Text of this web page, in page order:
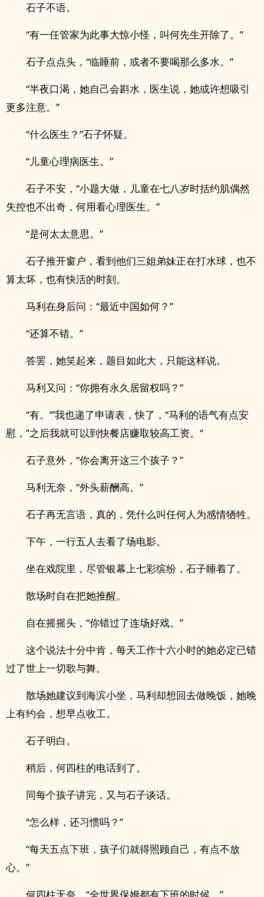
石子不语。
“有一任管家为此事大惊小怪，叫何先生开除了。”
石子点点头，“临睡前，或者不要喝那么多水。”
“半夜口渴，她自己会斟水，医生说，她或许想吸引
更多注意。”
“什么医生？”石子怀疑。
“儿童心理病医生。”
石子不安，“小题大做，儿童在七八岁时括约肌偶然
失控也不出奇，何用看心理医生。”
“是何太太意思。”
石子推开窗户，看到他们三姐弟妹正在打水球，也不
算太坏，也有快活的时刻。
马利在身后问：“最近中国如何？”
“还算不错。”
答罢，她笑起来，题目如此大，只能这样说。
马利又问：“你拥有永久居留权吗？”
“有。‘”我也递了申请表，快了，“马利的语气有点安
慰，”之后我就可以到快餐店赚取较高工资。“
石子意外，“你会离开这三个孩子？”
马利无奈，“外头薪酬高。”
石子再无言语，真的，凭什么叫任何人为感情牺牲。
下午，一行五人去看了场电影。
坐在戏院里，尽管银幕上七彩缤纷，石子睡着了。
散场时自在把她推醒。
自在摇摇头，“你错过了连场好戏。”
这个说法十分中肯，每天工作十六小时的她必定已错
过了世上一切歌与舞。
散场她建议到海滨小坐，马利却想回去做晚饭，她晚
上有约会，想早点收工。
石子明白。
稍后，何四柱的电话到了。
同每个孩子讲完，又与石子谈话。
“怎么样，还习惯吗？”
“每天五点下班，孩子们就得照顾自己，有点不放
心。”